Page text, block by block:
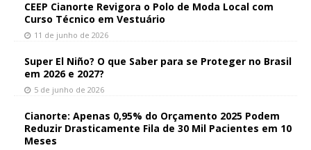
CEEP Cianorte Revigora o Polo de Moda Local com
Curso Técnico em Vestuário
11 de junho de 2026
Super El Niño? O que Saber para se Proteger no Brasil
em 2026 e 2027?
5 de junho de 2026
Cianorte: Apenas 0,95% do Orçamento 2025 Podem
Reduzir Drasticamente Fila de 30 Mil Pacientes em 10
Meses